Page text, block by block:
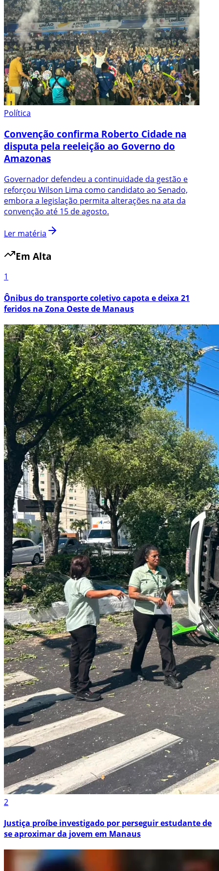
Política
Convenção confirma Roberto Cidade na
disputa pela reeleição ao Governo do
Amazonas
Governador defendeu a continuidade da gestão e
reforçou Wilson Lima como candidato ao Senado,
embora a legislação permita alterações na ata da
convenção até 15 de agosto.
Ler matéria
Em Alta
1
Ônibus do transporte coletivo capota e deixa 21
feridos na Zona Oeste de Manaus
2
Justiça proíbe investigado por perseguir estudante de
se aproximar da jovem em Manaus